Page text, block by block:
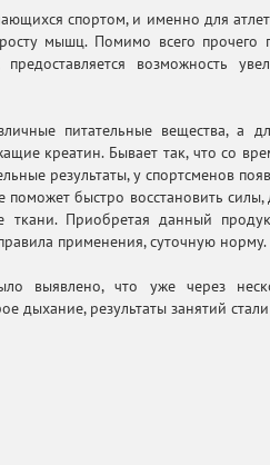
спортом, и именно для
мышц. Помимо всего прочего
возможность
питательные вещества, а
креатин. Бывает так, что со
результаты, у спортсменов
быстро восстановить силы,
ткани. Приобретая данный
применения, суточную норму.
выявлено, что уже через
дыхание, результаты занятий